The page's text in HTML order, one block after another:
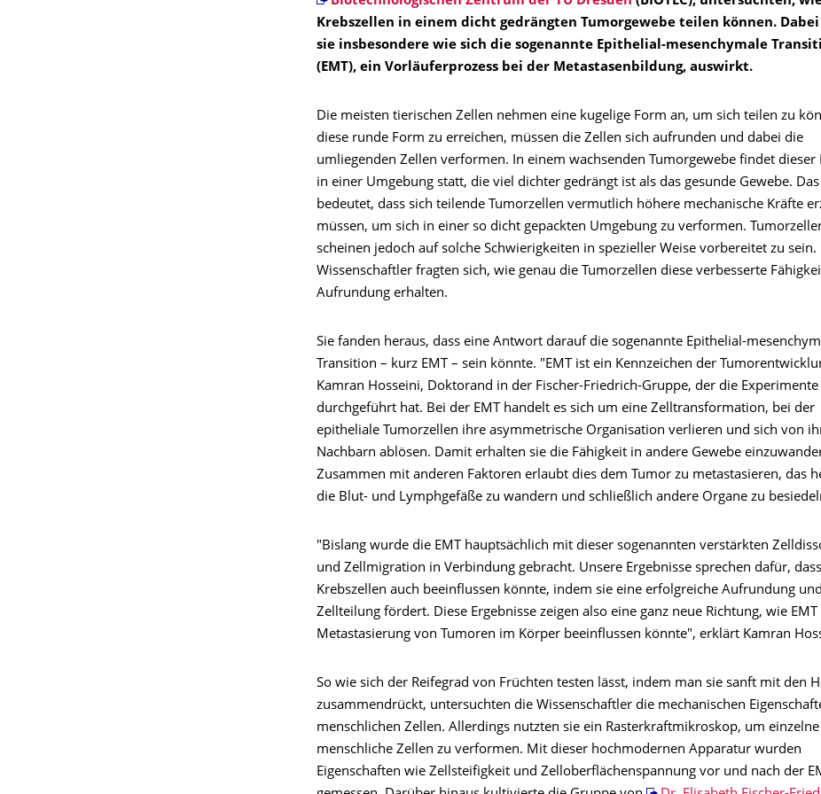
Krebszellen in einem dicht gedrängten Tumorgewebe teilen können.
sie insbesondere wie sich die sogenannte Epithelial-mesenchymale
(EMT), ein Vorläuferprozess bei der Metastasenbildung, auswirkt.
Die meisten tierischen Zellen nehmen eine kugelige Form an, um sich teilen zu
diese runde Form zu erreichen, müssen die Zellen sich aufrunden und dabei die
umliegenden Zellen verformen. In einem wachsenden Tumorgewebe findet dieser
in einer Umgebung statt, die viel dichter gedrängt ist als das gesunde Gewebe. Das
bedeutet, dass sich teilende Tumorzellen vermutlich höhere mechanische Kräfte
müssen, um sich in einer so dicht gepackten Umgebung zu verformen.
scheinen jedoch auf solche Schwierigkeiten in spezieller Weise vorbereitet zu sein.
Wissenschaftler fragten sich, wie genau die Tumorzellen diese verbesserte
Aufrundung erhalten.
Sie fanden heraus, dass eine Antwort darauf die sogenannte Epithelial-
Transition – kurz EMT – sein könnte. "EMT ist ein Kennzeichen der
Kamran Hosseini, Doktorand in der Fischer-Friedrich-Gruppe, der die Experimente
durchgeführt hat. Bei der EMT handelt es sich um eine Zelltransformation, bei der
epitheliale Tumorzellen ihre asymmetrische Organisation verlieren und sich von
Nachbarn ablösen. Damit erhalten sie die Fähigkeit in andere Gewebe
Zusammen mit anderen Faktoren erlaubt dies dem Tumor zu metastasieren, das
die Blut- und Lymphgefäße zu wandern und schließlich andere Organe zu
"Bislang wurde die EMT hauptsächlich mit dieser sogenannten verstärkten
und Zellmigration in Verbindung gebracht. Unsere Ergebnisse sprechen dafür, dass
Krebszellen auch beeinflussen könnte, indem sie eine erfolgreiche Aufrundung und
Zellteilung fördert. Diese Ergebnisse zeigen also eine ganz neue Richtung, wie EMT
Metastasierung von Tumoren im Körper beeinflussen könnte", erklärt Kamran
So wie sich der Reifegrad von Früchten testen lässt, indem man sie sanft mit den
zusammendrückt, untersuchten die Wissenschaftler die mechanischen
menschlichen Zellen. Allerdings nutzten sie ein Rasterkraftmikroskop, um einzelne
menschliche Zellen zu verformen. Mit dieser hochmodernen Apparatur wurden
Eigenschaften wie Zellsteifigkeit und Zelloberflächenspannung vor und nach der